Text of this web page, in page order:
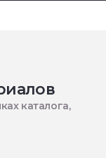
каталога,